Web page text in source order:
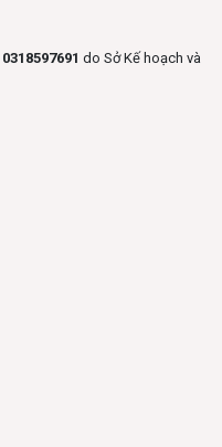
0318597691 do Sở Kế hoạch và